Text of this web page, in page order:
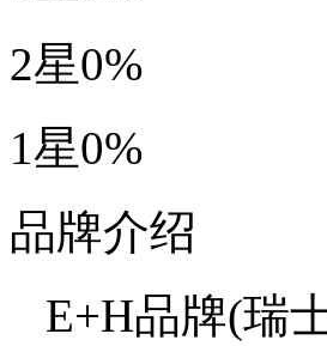
2星0%
1星0%
品牌介绍
E+H品牌(瑞